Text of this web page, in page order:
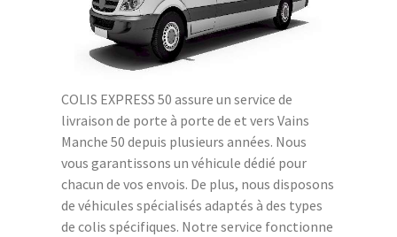
COLIS EXPRESS 50 assure un service de
livraison de porte à porte de et vers Vains
Manche 50 depuis plusieurs années. Nous
vous garantissons un véhicule dédié pour
chacun de vos envois. De plus, nous disposons
de véhicules spécialisés adaptés à des types
de colis spécifiques. Notre service fonctionne